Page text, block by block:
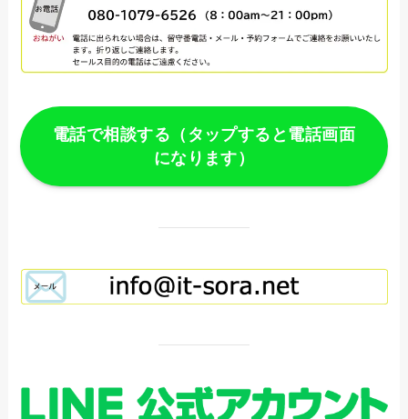
電話で相談する（タップすると電話画面
になります）